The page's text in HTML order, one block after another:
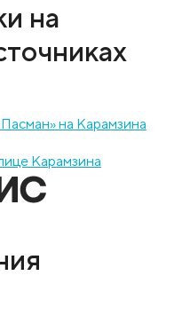
на
на Карамзина